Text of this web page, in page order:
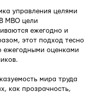
управления целями
MBO цели
ежегодно и
этот подход тесно
ежегодными оценками
мира труда
как прозрачность,